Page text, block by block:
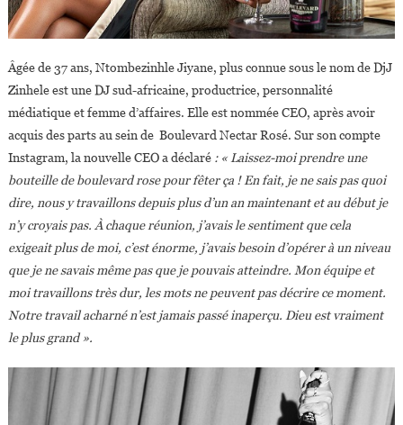
Âgée de 37 ans, Ntombezinhle Jiyane, plus connue sous le nom de DjJ
Zinhele est une DJ sud-africaine, productrice, personnalité
médiatique et femme d’affaires. Elle est nommée CEO, après avoir
acquis des parts au sein de Boulevard Nectar Rosé. Sur son compte
Instagram, la nouvelle CEO a déclaré : « Laissez-moi prendre une
bouteille de boulevard rose pour fêter ça ! En fait, je ne sais pas quoi
dire, nous y travaillons depuis plus d’un an maintenant et au début je
n’y croyais pas. À chaque réunion, j’avais le sentiment que cela
exigeait plus de moi, c’est énorme, j’avais besoin d’opérer à un niveau
que je ne savais même pas que je pouvais atteindre. Mon équipe et
moi travaillons très dur, les mots ne peuvent pas décrire ce moment.
Notre travail acharné n’est jamais passé inaperçu. Dieu est vraiment
le plus grand ».